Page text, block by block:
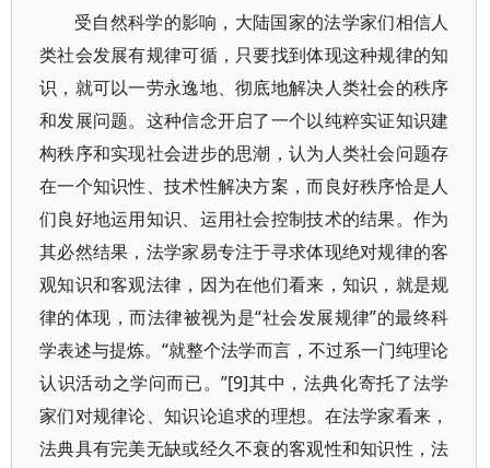
受自然科学的影响，大陆国家的法学家们相信人
类社会发展有规律可循，只要找到体现这种规律的知
识，就可以一劳永逸地、彻底地解决人类社会的秩序
和发展问题。这种信念开启了一个以纯粹实证知识建
构秩序和实现社会进步的思潮，认为人类社会问题存
在一个知识性、技术性解决方案，而良好秩序恰是人
们良好地运用知识、运用社会控制技术的结果。作为
其必然结果，法学家易专注于寻求体现绝对规律的客
观知识和客观法律，因为在他们看来，知识，就是规
律的体现，而法律被视为是“社会发展规律”的最终科
学表述与提炼。“就整个法学而言，不过系一门纯理论
认识活动之学问而已。”[9]其中，法典化寄托了法学
家们对规律论、知识论追求的理想。在法学家看来，
法典具有完美无缺或经久不衰的客观性和知识性，法